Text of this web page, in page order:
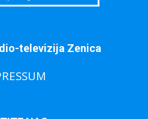
televizija Zenica